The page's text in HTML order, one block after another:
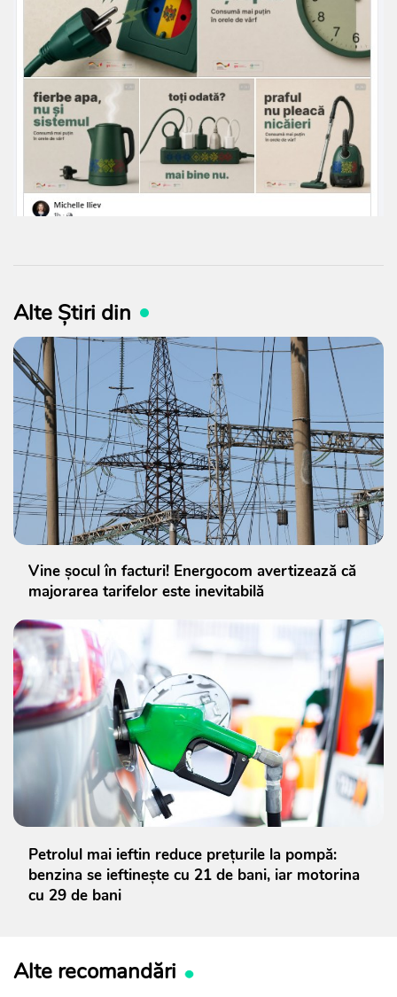
Alte Știri din
Vine șocul în facturi! Energocom avertizează că
majorarea tarifelor este inevitabilă
Petrolul mai ieftin reduce prețurile la pompă:
benzina se ieftinește cu 21 de bani, iar motorina
cu 29 de bani
Alte recomandări